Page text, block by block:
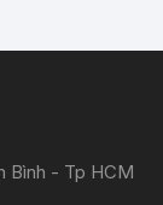
Bình - Tp HCM